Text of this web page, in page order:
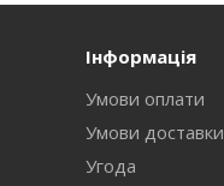
Інформація
Умови оплати
Умови доставки
Угода